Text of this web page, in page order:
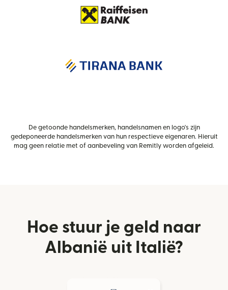
De getoonde handelsmerken, handelsnamen en logo's zijn
gedeponeerde handelsmerken van hun respectieve eigenaren. Hieruit
mag geen relatie met of aanbeveling van Remitly worden afgeleid.
Hoe stuur je geld naar
Albanië uit Italië?